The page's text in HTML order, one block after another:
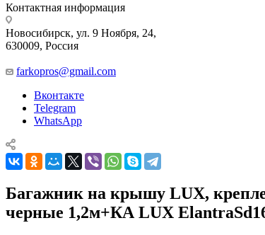
Контактная информация
Новосибирск, ул. 9 Ноября, 24,
630009, Россия
farkopros@gmail.com
Вконтакте
Telegram
WhatsApp
Багажник на крышу LUX,
черные 1,2м+КА LUX